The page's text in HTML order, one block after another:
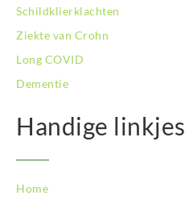
BodySwitch Utrecht
BodySwitch Veluwe
BodySwitch Vlaardingen
BodySwitch Wageningen
BodySwitch Zaandam
BodySwitch Zeist
BodySwitch Zoetermeer
Schildklierklachten
Ziekte van Crohn
Long COVID
Dementie
Handige linkjes
Home